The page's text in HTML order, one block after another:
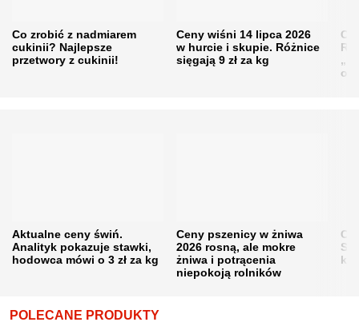
Co zrobić z nadmiarem
cukinii? Najlepsze
przetwory z cukinii!
Ceny wiśni 14 lipca 2026
w hurcie i skupie. Różnice
sięgają 9 zł za kg
Aktualne ceny świń.
Analityk pokazuje stawki,
hodowca mówi o 3 zł za kg
Ceny pszenicy w żniwa
2026 rosną, ale mokre
żniwa i potrącenia
niepokoją rolników
POLECANE PRODUKTY